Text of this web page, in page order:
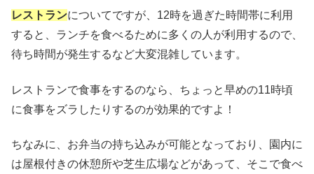
レストランについてですが、12時を過ぎた時間帯に利用
すると、ランチを食べるために多くの人が利用するので、
待ち時間が発生するなど大変混雑しています。
レストランで食事をするのなら、ちょっと早めの11時頃
に食事をズラしたりするのが効果的ですよ！
ちなみに、お弁当の持ち込みが可能となっており、園内に
は屋根付きの休憩所や芝生広場などがあって、そこで食べ